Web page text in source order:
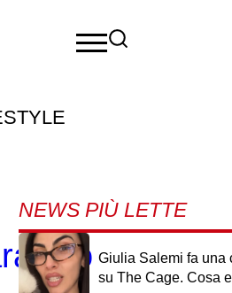
NEWS PIÙ LETTE
Giulia Salemi fa una
su The Cage. Cosa